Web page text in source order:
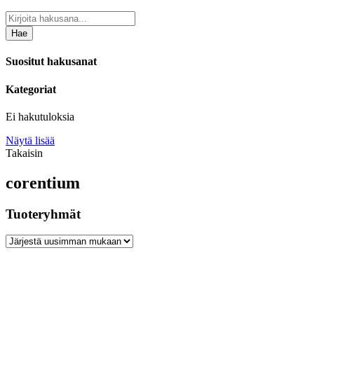
Hae
Suositut hakusanat
Kategoriat
Ei hakutuloksia
Näytä lisää
Takaisin
corentium
Tuoteryhmät